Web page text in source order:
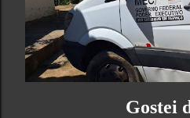
Gostei